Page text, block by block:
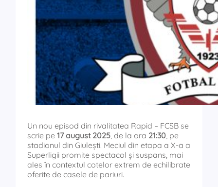
Un nou episod din rivalitatea Rapid – FCSB se
scrie pe 17 august 2025, de la ora 21:30, pe
stadionul din Giulești. Meciul din etapa a X-a a
Superligii promite spectacol și suspans, mai
ales în contextul cotelor extrem de echilibrate
oferite de casele de pariuri.